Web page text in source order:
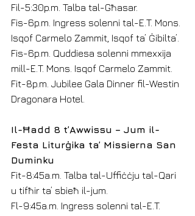
Fil-5:30p.m. Talba tal-Għasar.
Fis-6p.m. Ingress solenni tal-E.T. Mons.
Isqof Carmelo Zammit, Isqof ta’ Ġibilta’.
Fis-6p.m. Quddiesa solenni mmexxija
mill-E.T. Mons. Isqof Carmelo Zammit.
Fit-8p.m. Jubilee Gala Dinner fil-Westin
Dragonara Hotel.
Il-Ħadd 8 t’Awwissu – Jum il-
Festa Liturġika ta’ Missierna San
Duminku
Fit-8:45a.m. Talba tal-Uffiċċju tal-Qari
u tifħir ta’ sbieħ il-jum.
Fl-9:45a.m. Ingress solenni tal-E.T.